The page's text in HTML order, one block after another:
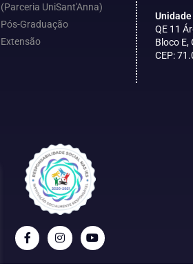
(Parceria UniSant'Anna)
Pós-Graduação
Extensão
Unidade
QE 11
Bloco E,
CEP: